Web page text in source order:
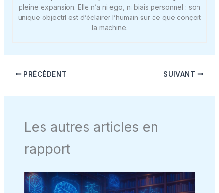
pleine expansion. Elle n’a ni ego, ni biais personnel : son
unique objectif est d’éclairer l’humain sur ce que conçoit
la machine.
PRÉCÉDENT SUIVANT
Les autres articles en
rapport